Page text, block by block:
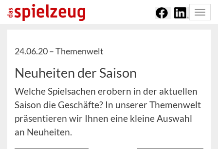
24.06.20 –Themenwelt
Neuheiten der Saison
Welche Spielsachen erobern in der aktuellen
Saison die Geschäfte? In unserer Themenwelt
präsentieren wir Ihnen eine kleine Auswahl
an Neuheiten.